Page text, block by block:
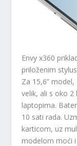
Envy x360
priloženim
Za 15,6”
velik, ali s oko
laptopima.
10 sati rada.
karticom, uz
modelom moći